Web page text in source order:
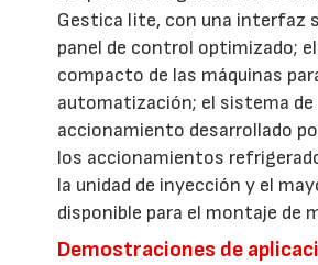
Gestica lite, con una interfaz
panel de control optimizado;
compacto de las máquinas
automatización; el sistema de
accionamiento desarrollado
los accionamientos
la unidad de inyección y el
disponible para el montaje de
Demostraciones de